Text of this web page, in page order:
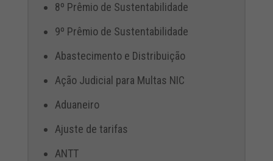
8º Prêmio de Sustentabilidade
9º Prêmio de Sustentabilidade
Abastecimento e Distribuição
Ação Judicial para Multas NIC
Aduaneiro
Ajuste de tarifas
ANTT